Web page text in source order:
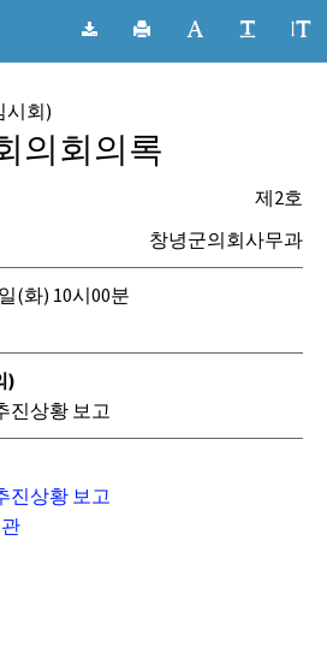
군의회 회의록
시회)
의회의록
제2호
창녕군의회사무과
(화) 10시00분
)
진상황 보고
진상황 보고